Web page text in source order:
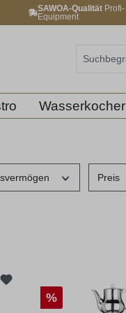
SAWOA-QualitätProfi-
Equipment
Wasserkocher
Preis
%